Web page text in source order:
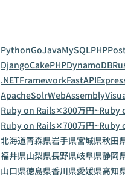
PythonGoJavaMySQLPHP
DjangoCakePHPDynamoDB
.NETFrameworkFastAPI
ApacheSolrWebAssembly
Ruby on Rails✕300万円~Ruby
Ruby on Rails✕700万円~Ruby
北海道青森県岩手県宮城県秋田
福井県山梨県長野県岐阜県静岡
山口県徳島県香川県愛媛県高知